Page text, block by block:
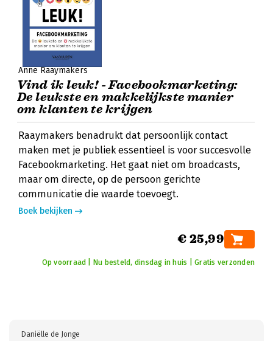
Anne Raaymakers
Vind ik leuk! - Facebookmarketing:
De leukste en makkelijkste manier
om klanten te krijgen
Raaymakers benadrukt dat persoonlijk contact
maken met je publiek essentieel is voor succesvolle
Facebookmarketing. Het gaat niet om broadcasts,
maar om directe, op de persoon gerichte
communicatie die waarde toevoegt.
Boek bekijken
€ 25,99
Op voorraad | Nu besteld, dinsdag in huis | Gratis verzonden
Daniëlle de Jonge